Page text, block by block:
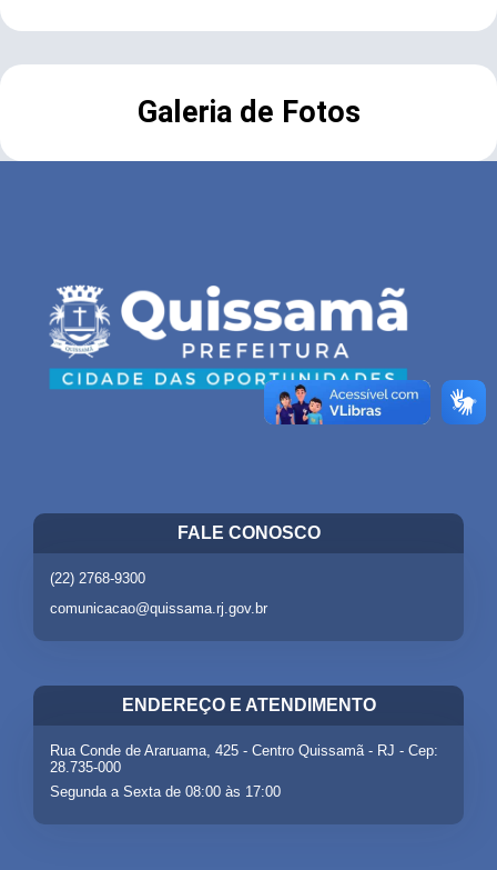
Galeria de Fotos
FALE CONOSCO
(22) 2768-9300
comunicacao@quissama.rj.gov.br
ENDEREÇO E ATENDIMENTO
Rua Conde de Araruama, 425 - Centro Quissamã - RJ - Cep:
28.735-000
Segunda a Sexta de 08:00 às 17:00